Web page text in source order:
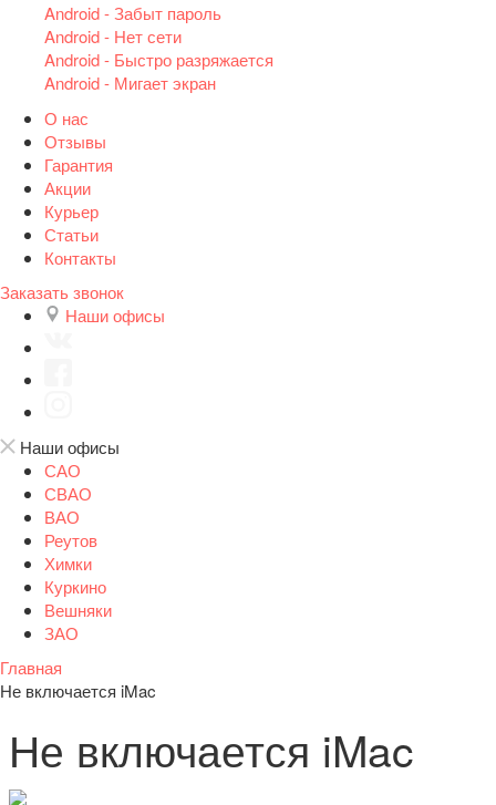
Android - Забыт пароль
Android - Нет сети
Android - Быстро разряжается
Android - Мигает экран
О нас
Отзывы
Гарантия
Акции
Курьер
Статьи
Контакты
Заказать звонок
Наши офисы
Наши офисы
САО
СВАО
ВАО
Реутов
Химки
Куркино
Вешняки
ЗАО
Главная
Не включается iMac
Не включается iMac